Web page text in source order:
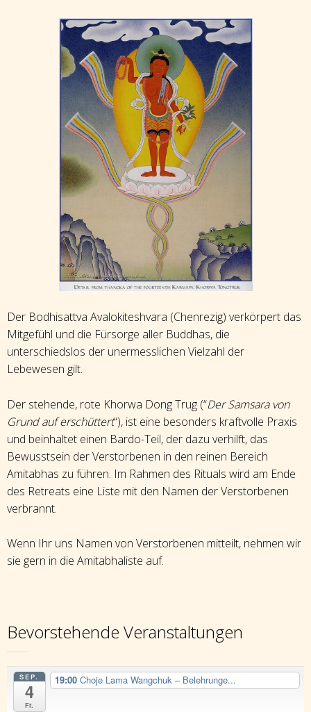
Der Bodhisattva Avalokiteshvara (Chenrezig) verkörpert das
Mitgefühl und die Fürsorge aller Buddhas, die
unterschiedslos der unermesslichen Vielzahl der
Lebewesen gilt.
Der stehende, rote Khorwa Dong Trug (“Der Samsara von
Grund auf erschüttert“), ist eine besonders kraftvolle Praxis
und beinhaltet einen Bardo-Teil, der dazu verhilft, das
Bewusstsein der Verstorbenen in den reinen Bereich
Amitabhas zu führen. Im Rahmen des Rituals wird am Ende
des Retreats eine Liste mit den Namen der Verstorbenen
verbrannt.
Wenn Ihr uns Namen von Verstorbenen mitteilt, nehmen wir
sie gern in die Amitabhaliste auf.
Bevorstehende Veranstaltungen
SEP.
4
Fr.
19:00 Choje Lama Wangchuk – Belehrunge...